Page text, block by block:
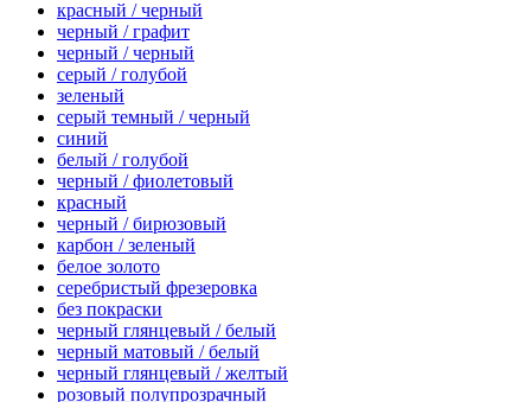
красный / черный
черный / графит
черный / черный
серый / голубой
зеленый
серый темный / черный
синий
белый / голубой
черный / фиолетовый
красный
черный / бирюзовый
карбон / зеленый
белое золото
серебристый фрезеровка
без покраски
черный глянцевый / белый
черный матовый / белый
черный глянцевый / желтый
розовый полупрозрачный